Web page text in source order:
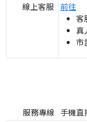
線上客服 前往
客
真
市
服務專線 手機